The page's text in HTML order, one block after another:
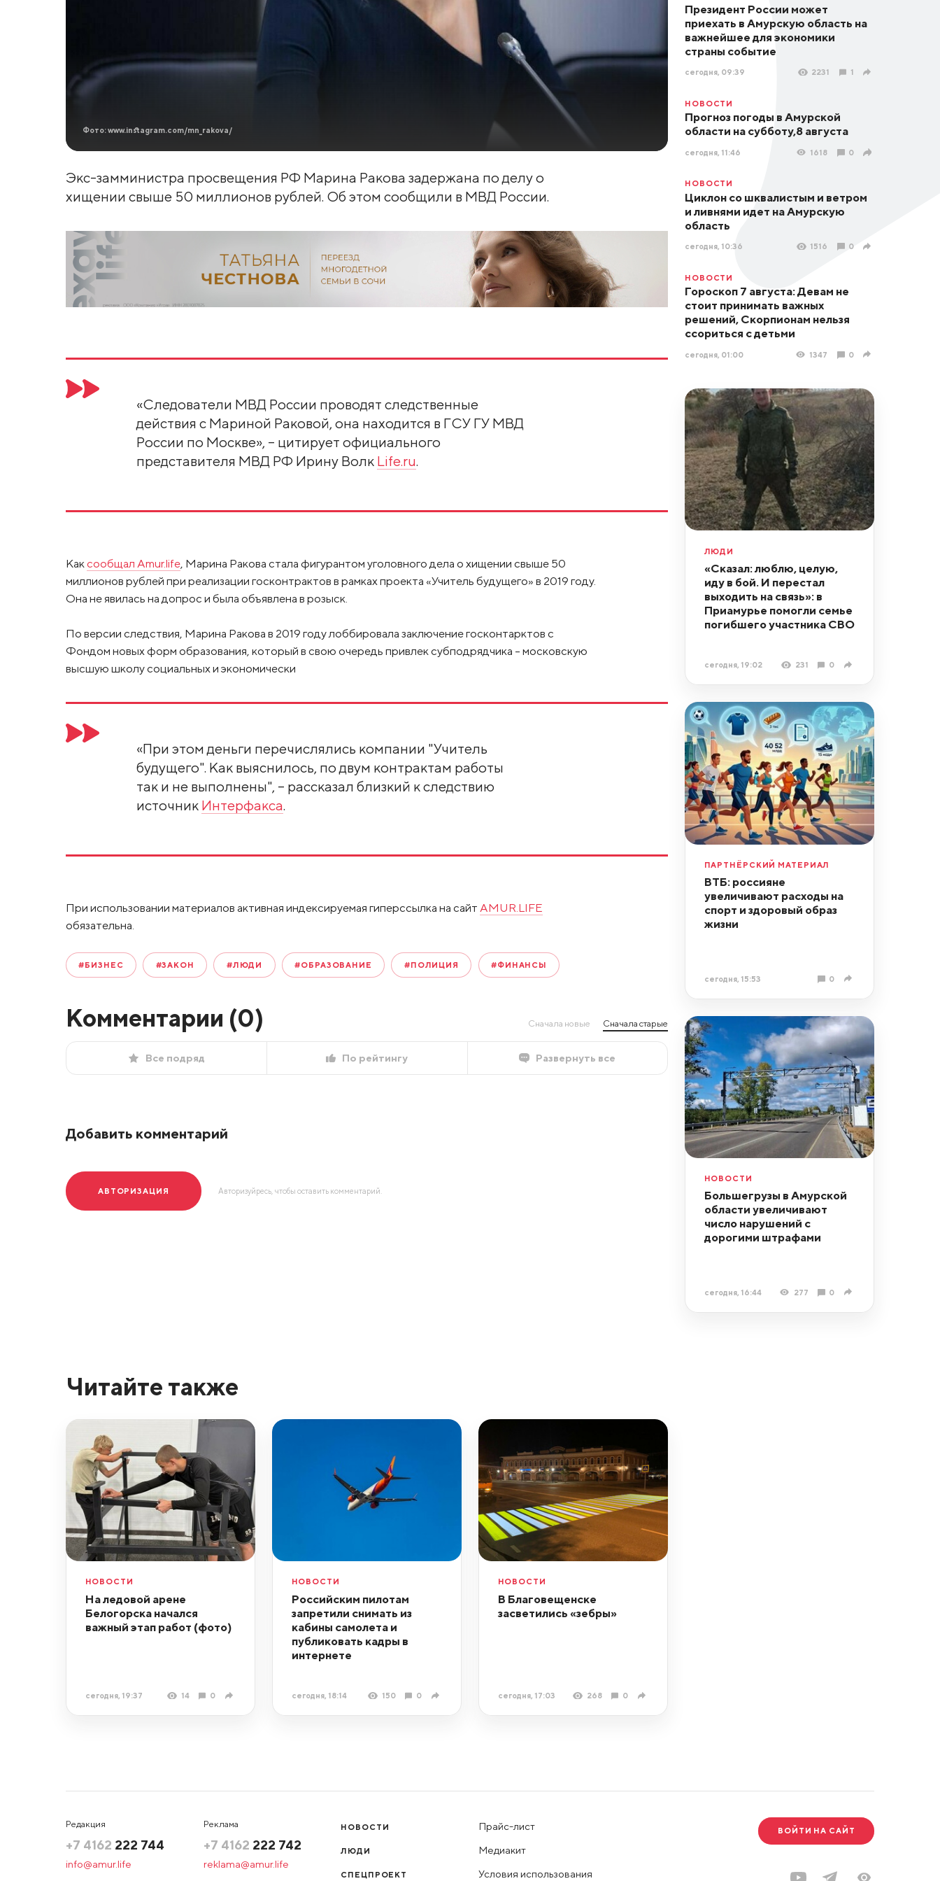
Фото: www.instagram.com/mn_rakova/
Экс-замминистра просвещения РФ Марина Ракова задержана по делу о
хищении свыше 50 миллионов рублей. Об этом сообщили в МВД России.
«Следователи МВД России проводят следственные
действия с Мариной Раковой, она находится в ГСУ ГУ МВД
России по Москве», – цитирует официального
представителя МВД РФ Ирину Волк Life.ru.
Как сообщал Amur.life, Марина Ракова стала фигурантом уголовного дела о хищении свыше 50
миллионов рублей при реализации госконтрактов в рамках проекта «Учитель будущего» в 2019 году.
Она не явилась на допрос и была объявлена в розыск.
По версии следствия, Марина Ракова в 2019 году лоббировала заключение госконтарктов с
Фондом новых форм образования, который в свою очередь привлек субподрядчика – московскую
высшую школу социальных и экономически
«При этом деньги перечислялись компании "Учитель
будущего". Как выяснилось, по двум контрактам работы
так и не выполнены", – рассказал близкий к следствию
источник Интерфакса.
При использовании материалов активная индексируемая гиперссылка на сайт AMUR.LIFE
обязательна.
#БИЗНЕС #ЗАКОН #ЛЮДИ #ОБРАЗОВАНИЕ #ПОЛИЦИЯ #ФИНАНСЫ
Комментарии (0) Сначала новые Сначала старые
Все подряд По рейтингу Развернуть все
Добавить комментарий
АВТОРИЗАЦИЯ Авторизуйресь, чтобы оставить комментарий.
Президент России может
приехать в Амурскую область на
важнейшее для экономики
страны событие
сегодня, 09:39 2231 1
НОВОСТИ
Прогноз погоды в Амурской
области на субботу,8 августа
сегодня, 11:46 1618 0
НОВОСТИ
Циклон со шквалистым и ветром
и ливнями идет на Амурскую
область
сегодня, 10:36 1516 0
НОВОСТИ
Гороскоп 7 августа: Девам не
стоит принимать важных
решений, Скорпионам нельзя
ссориться с детьми
сегодня, 01:00 1347 0
ЛЮДИ
«Сказал: люблю, целую,
иду в бой. И перестал
выходить на связь»: в
Приамурье помогли семье
погибшего участника СВО
сегодня, 19:02 231 0
ПАРТНЁРСКИЙ МАТЕРИАЛ
ВТБ: россияне
увеличивают расходы на
спорт и здоровый образ
жизни
сегодня, 15:53 0
НОВОСТИ
Большегрузы в Амурской
области увеличивают
число нарушений с
дорогими штрафами
сегодня, 16:44 277 0
Читайте также
НОВОСТИ
На ледовой арене
Белогорска начался
важный этап работ (фото)
сегодня, 19:37 14 0
НОВОСТИ
Российским пилотам
запретили снимать из
кабины самолета и
публиковать кадры в
интернете
сегодня, 18:14 150 0
НОВОСТИ
В Благовещенске
засветились «зебры»
сегодня, 17:03 268 0
Редакция
+7 4162 222 744
info@amur.life
Реклама
+7 4162 222 742
reklama@amur.life
НОВОСТИ
ЛЮДИ
СПЕЦПРОЕКТ
Прайс-лист
Медиакит
Условия использования
ВОЙТИ НА САЙТ